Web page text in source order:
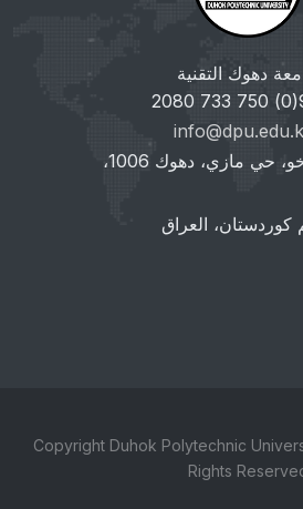
دهوك التقنية
كوردستان، العراق
© 2026 Copyright Duhok Polytechnic
Rights